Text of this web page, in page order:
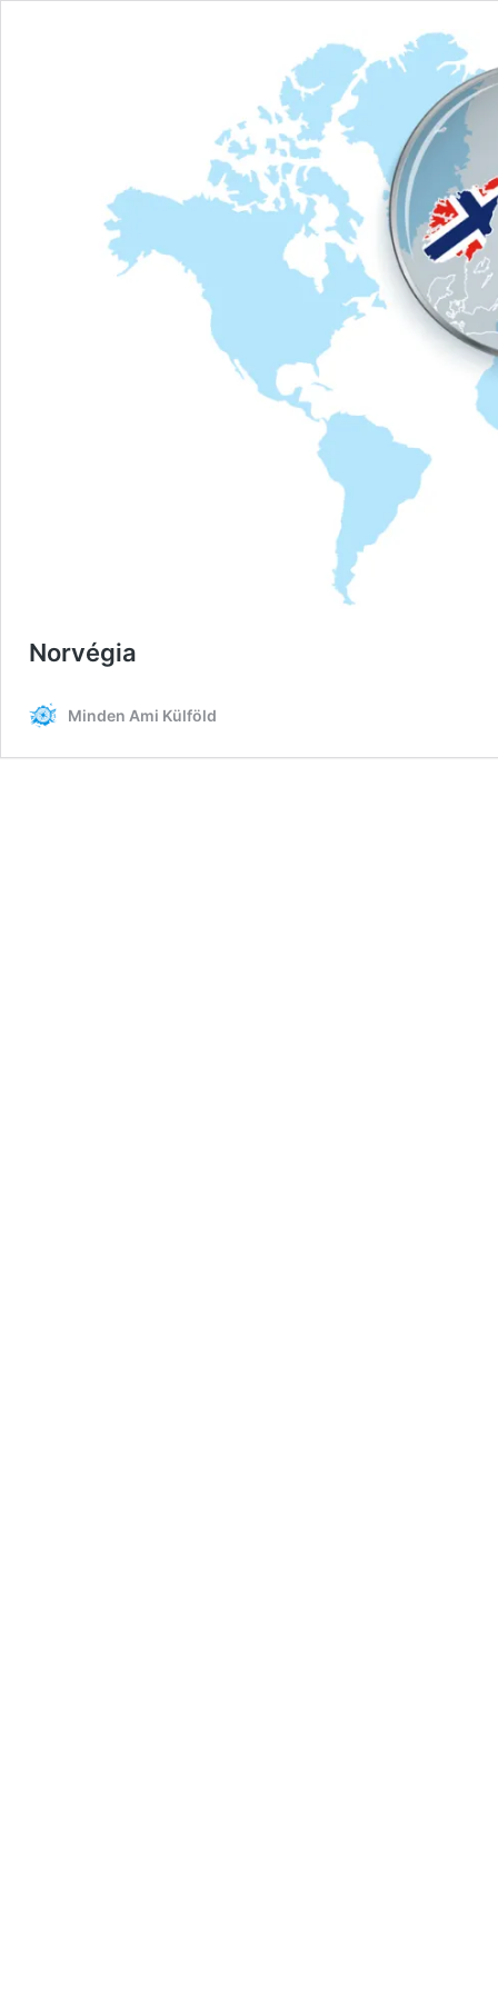
Norvégia
Minden Ami Külföld